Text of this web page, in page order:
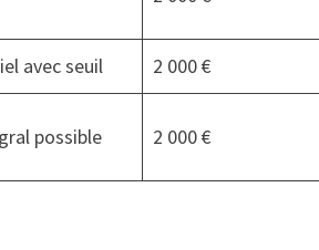
avec seuil 2 000 €
possible 2 000 €